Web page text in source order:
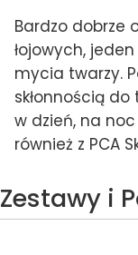
Bardzo dobrze
łojowych,
mycia twarzy.
skłonnością do
w dzień, na
również z PCA
Zestawy i